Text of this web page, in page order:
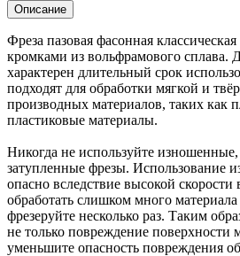
Описание
Фреза пазовая фасонная
кромками из вольфрамового сплава.
характерен длительный срок
подходят для обработки мягкой и
производных материалов, таких как
пластиковые материалы.
Никогда не используйте
затупленные фрезы. Использование
опасно вследствие высокой
обработать слишком много материала
фрезеруйте несколько раз. Таким
не только повреждение поверхности
уменьшите опасность повреждения